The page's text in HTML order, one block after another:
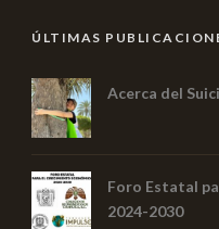
ÚLTIMAS
Acerca del
Foro Estatal
2024-2030